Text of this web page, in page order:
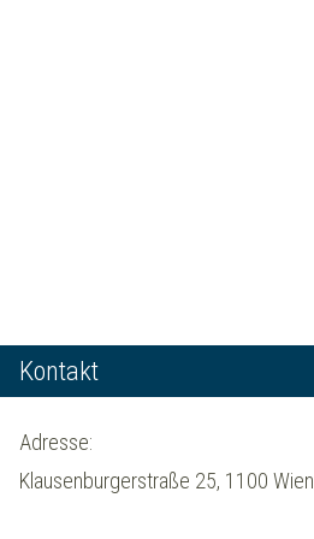
Kontakt
Adresse:
Klausenburgerstraße 25, 1100 Wien